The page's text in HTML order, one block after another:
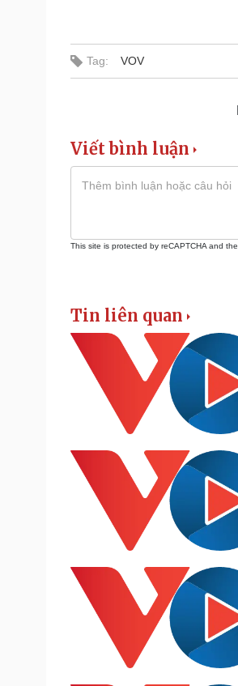
Tag: VOV
Viết bình luận
This site is protected by reCAPTCHA and
Tin liên quan